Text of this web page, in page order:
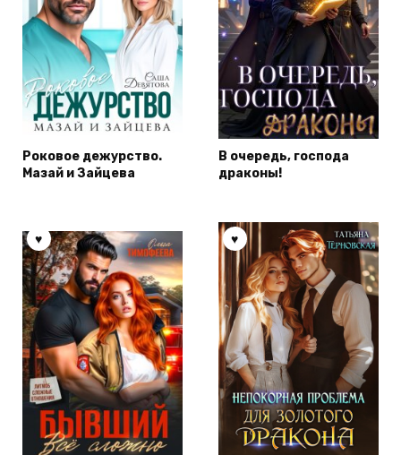
Роковое дежурство.
Мазай и Зайцева
В очередь, господа
драконы!